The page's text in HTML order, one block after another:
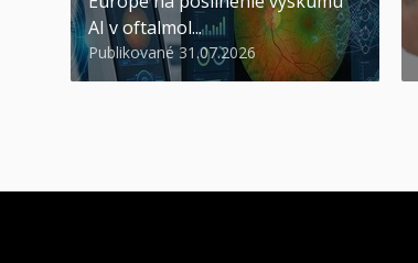
AI v oftalmol...
Publikované 31.07.2026